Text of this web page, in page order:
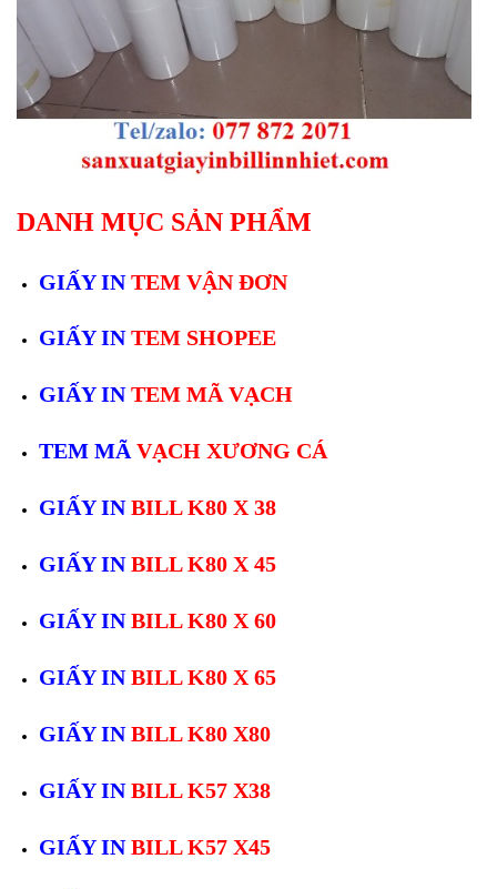
DANH MỤC SẢN PHẨM
GIẤY INTEM VẬN ĐƠN
GIẤY INTEM SHOPEE
GIẤY INTEM MÃ VẠCH
TEM MÃ VẠCH XƯƠNG CÁ
GIẤY INBILL K80 X 38
GIẤY INBILL K80 X 45
GIẤY INBILL K80 X 60
GIẤY INBILL K80 X 65
GIẤY INBILL K80 X80
GIẤY INBILL K57 X38
GIẤY INBILL K57 X45